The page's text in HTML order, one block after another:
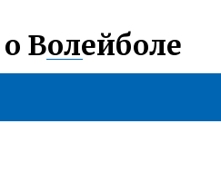
Волейболе